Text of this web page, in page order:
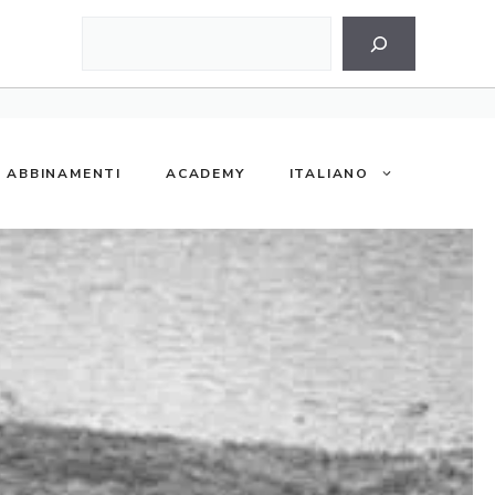
ABBINAMENTI ACADEMY ITALIANO